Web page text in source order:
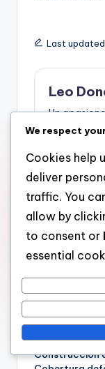
Last
Leo
Un
fútbol, Leo
Se
ayudando
potencial
objetivo de
futbolistas.
Post
Previous
Estrategia 3-
Construcción
We respect
Cookies help
deliver
traffic. You
allow by
to consent or
essential